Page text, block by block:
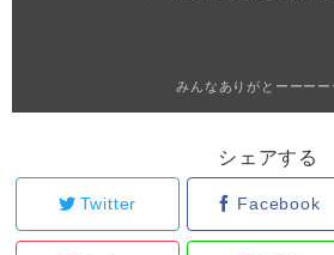
みんなありがとーーーー
シェアする
Twitter Facebook